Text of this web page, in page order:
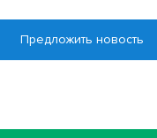
Предложить новость